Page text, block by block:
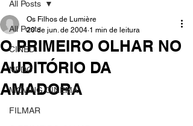
All Posts
CINED
NPDC
MOVING CINEMA
FILMAR
All Posts
O PRIMEIRO OLHAR NO
AUDITÓRIO DA
AMADORA
Os Filhos de Lumière
20 de jun. de 2004 1 min de leitura